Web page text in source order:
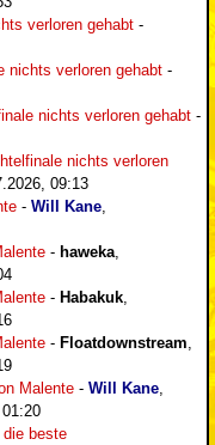
verloren gehabt -
nichts verloren gehabt -
nichts verloren gehabt -
nichts verloren
09:13
- Will Kane,
- haweka,
- Habakuk,
- Floatdownstream,
Malente - Will Kane,
die beste